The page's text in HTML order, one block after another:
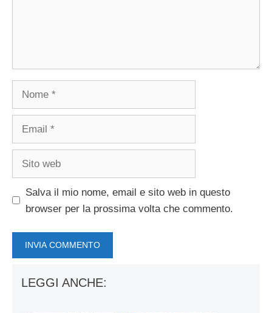
Nome
Email
Sito
Salva il mio nome, email e sito web in questo
browser per la prossima volta che commento.
LEGGI ANCHE: